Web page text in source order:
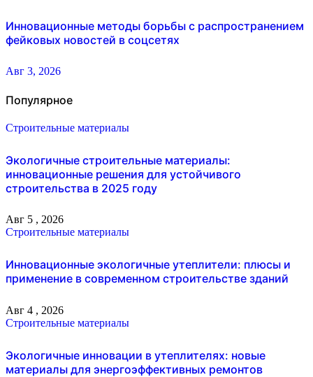
Инновационные методы борьбы с распространением
фейковых новостей в соцсетях
Авг 3, 2026
Популярное
Строительные материалы
Экологичные строительные материалы:
инновационные решения для устойчивого
строительства в 2025 году
Авг 5 , 2026
Строительные материалы
Инновационные экологичные утеплители: плюсы и
применение в современном строительстве зданий
Авг 4 , 2026
Строительные материалы
Экологичные инновации в утеплителях: новые
материалы для энергоэффективных ремонтов